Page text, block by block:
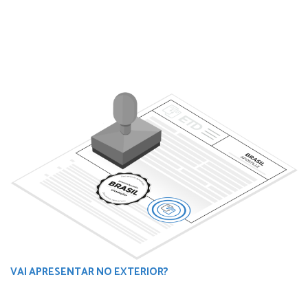
VAI APRESENTAR NO EXTERIOR?